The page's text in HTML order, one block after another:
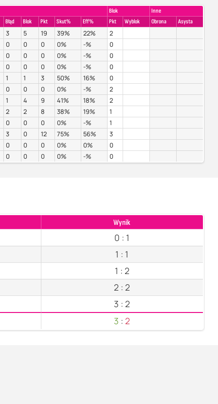
Blok
Inne
Błąd
Blok Pkt Skut% Eff% Pkt Wyblok Obrona Asysta
3 5 19 39% 22%
2
0
0 0 0% -%
0
0
0 0 0% -%
0
0
0 0 0% -%
0
1
1 3 50% 16%
0
0
0 0 0% -%
2
1
4 9 41% 18%
2
2
2 8 38% 19%
1
0
0 0 0% -%
1
3
0 12 75% 56%
3
0
0 0 0% 0%
0
0
0 0 0% -% 0
Wynik
0 : 1
1 : 1
1 : 2
2 : 2
3 : 2
3 : 2